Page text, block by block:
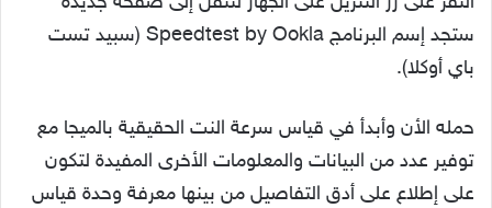
ستجد إسم البرنامج Speedtest by Ookla (سبيد تست
باي أوكلا).
حمله الأن وأبدأ في قياس سرعة النت الحقيقية بالميجا مع
توفير عدد من البيانات والمعلومات الأخرى المفيدة لتكون
على إطلاع على أدق التفاصيل من بينها معرفة وحدة قياس